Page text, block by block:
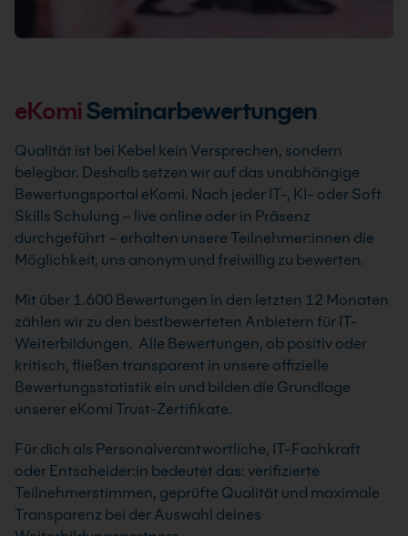
eKomiSeminarbewertungen
Qualität ist bei Kebel kein Versprechen, sondern
belegbar. Deshalb setzen wir auf das unabhängige
Bewertungsportal eKomi. Nach jeder IT-, KI- oder Soft
Skills Schulung – live online oder in Präsenz
durchgeführt – erhalten unsere Teilnehmer:innen die
Möglichkeit, uns anonym und freiwillig zu bewerten.
Mit über 1.600 Bewertungen in den letzten 12 Monaten
zählen wir zu den bestbewerteten Anbietern für IT-
Weiterbildungen. Alle Bewertungen, ob positiv oder
kritisch, fließen transparent in unsere offizielle
Bewertungsstatistik ein und bilden die Grundlage
unserer eKomi Trust-Zertifikate.
Für dich als Personalverantwortliche, IT-Fachkraft
oder Entscheider:in bedeutet das: verifizierte
Teilnehmerstimmen, geprüfte Qualität und maximale
Transparenz bei der Auswahl deines